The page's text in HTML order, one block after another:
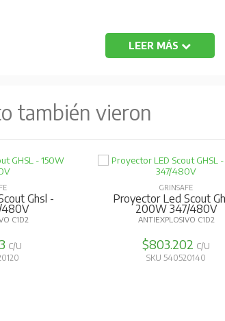
P
W
LEER MÁS
también vieron
Ghsl -
480V
C1D2
C/U
GRINSAFE
Proyector Led Scout
200W 347/480V
ANTIEXPLOSIVO C1D2
$803.202 C/U
SKU 540520140